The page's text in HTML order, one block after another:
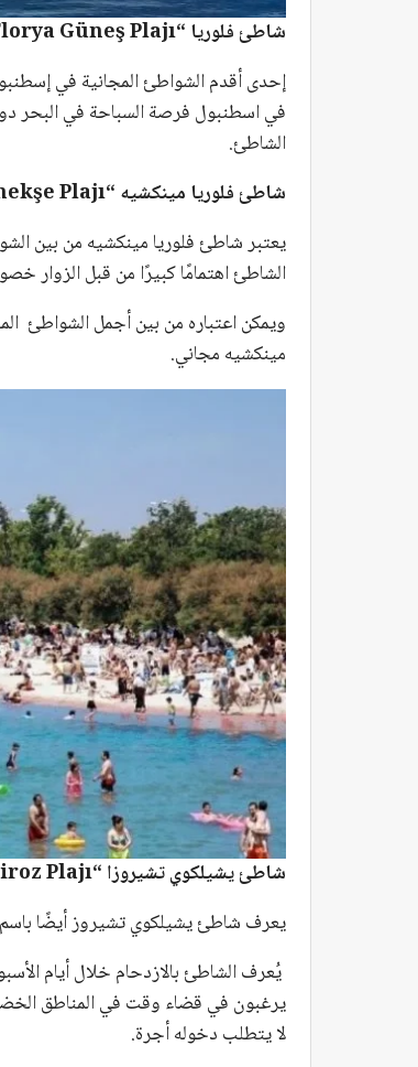
شاطئ فلوريا “Güneş Plajı
في اسطنبول فرصة السباحة في البحر
الشاطئ.
شاطئ فلوريا مينكشيه “Plajı
يعتبر شاطئ فلوريا مينكشيه من بين
الشاطئ اهتمامًا كبيرًا من قبل الزوار
ويمكن اعتباره من بين أجمل الشواطئ
مينكشيه مجاني.
شاطئ يشيلكوي تشيروزا “Yeşilköy Çiroz Plajı”
يعرف شاطئ يشيلكوي تشيروز أيضًا باسم
يُعرف الشاطئ بالازدحام خلال أيام
يرغبون في قضاء وقت في المناطق
لا يتطلب دخوله أجرة.